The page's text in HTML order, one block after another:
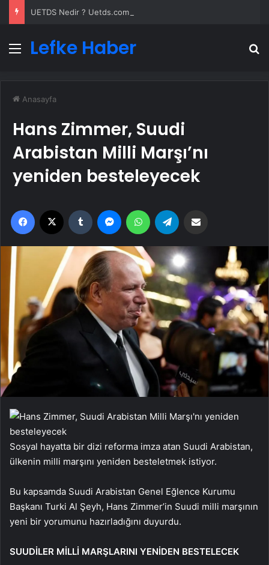
Menü
Lefke Haber
Anasayfa
Hans Zimmer, Suudi
Arabistan Milli Marşı’nı
yeniden besteleyecek
Facebook Tumblr MessengerWhatsApp
Sosyal hayatta bir dizi reforma imza atan Suudi Arabistan,
ülkenin milli marşını yeniden besteletmek istiyor.
Bu kapsamda Suudi Arabistan Genel Eğlence Kurumu
Başkanı Turki Al Şeyh, Hans Zimmer’in Suudi milli marşının
yeni bir yorumunu hazırladığını duyurdu.
SUUDİLER MİLLİ MARŞLARINI YENİDEN BESTELECEK